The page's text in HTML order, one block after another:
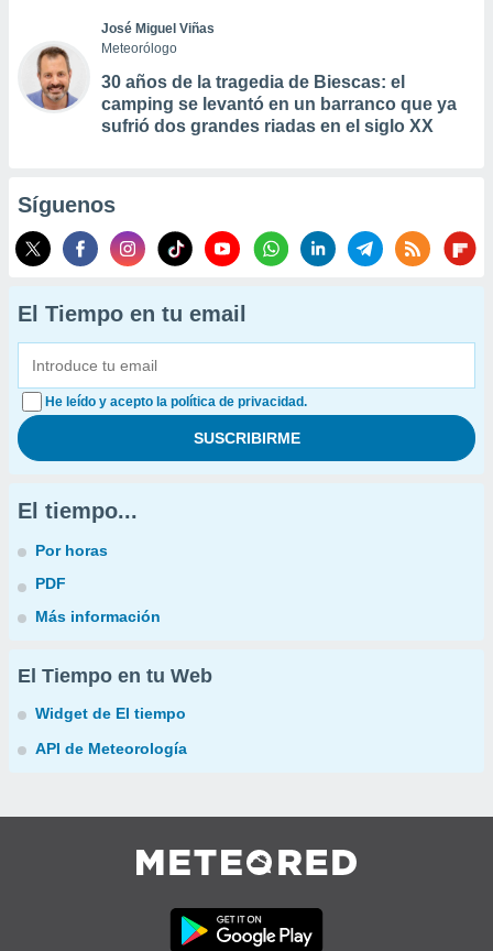
José Miguel Viñas
Meteorólogo
30 años de la tragedia de Biescas: el
camping se levantó en un barranco que ya
sufrió dos grandes riadas en el siglo XX
Síguenos
El Tiempo en tu email
He leído y acepto la política de privacidad.
El tiempo...
Por horas
PDF
Más información
El Tiempo en tu Web
Widget de El tiempo
API de Meteorología